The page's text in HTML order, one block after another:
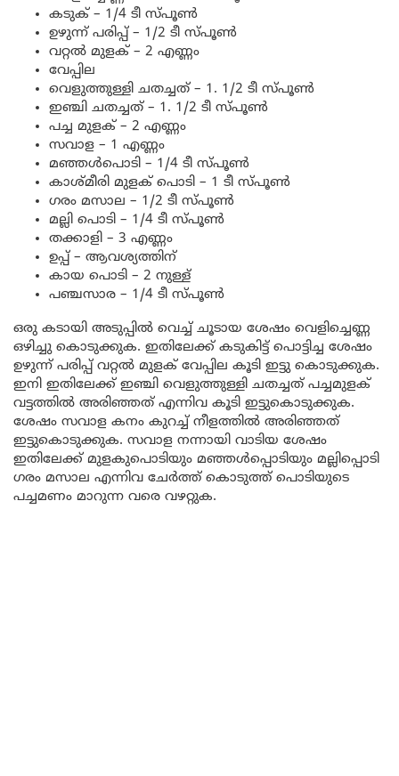
കടുക് – 1/4 ടീ സ്പൂൺ
ഉഴുന്ന് പരിപ്പ് – 1/2 ടീ സ്പൂൺ
വറ്റൽ മുളക് – 2 എണ്ണം
വേപ്പില
വെളുത്തുള്ളി ചതച്ചത് – 1. 1/2 ടീ സ്പൂൺ
ഇഞ്ചി ചതച്ചത് – 1. 1/2 ടീ സ്പൂൺ
പച്ച മുളക് – 2 എണ്ണം
സവാള – 1 എണ്ണം
മഞ്ഞൾപൊടി – 1/4 ടീ സ്പൂൺ
കാശ്മീരി മുളക് പൊടി – 1 ടീ സ്പൂൺ
ഗരം മസാല – 1/2 ടീ സ്പൂൺ
മല്ലി പൊടി – 1/4 ടീ സ്പൂൺ
തക്കാളി – 3 എണ്ണം
ഉപ്പ് – ആവശ്യത്തിന്
കായ പൊടി – 2 നുള്ള്
പഞ്ചസാര – 1/4 ടീ സ്പൂൺ
ഒരു കടായി അടുപ്പിൽ വെച്ച് ചൂടായ ശേഷം വെളിച്ചെണ്ണ
ഒഴിച്ചു കൊടുക്കുക. ഇതിലേക്ക് കടുകിട്ട് പൊട്ടിച്ച ശേഷം
ഉഴുന്ന് പരിപ്പ് വറ്റൽ മുളക് വേപ്പില കൂടി ഇട്ടു കൊടുക്കുക.
ഇനി ഇതിലേക്ക് ഇഞ്ചി വെളുത്തുള്ളി ചതച്ചത് പച്ചമുളക്
വട്ടത്തിൽ അരിഞ്ഞത് എന്നിവ കൂടി ഇട്ടുകൊടുക്കുക.
ശേഷം സവാള കനം കുറച്ച് നീളത്തിൽ അരിഞ്ഞത്
ഇട്ടുകൊടുക്കുക. സവാള നന്നായി വാടിയ ശേഷം
ഇതിലേക്ക് മുളകുപൊടിയും മഞ്ഞൾപ്പൊടിയും മല്ലിപ്പൊടി
ഗരം മസാല എന്നിവ ചേർത്ത് കൊടുത്ത് പൊടിയുടെ
പച്ചമണം മാറുന്ന വരെ വഴറ്റുക.